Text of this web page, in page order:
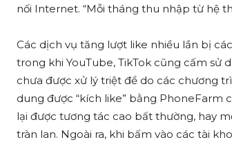
nối Internet. “Mỗi tháng thu nhập từ hệ
Các dịch vụ tăng lượt like nhiều lần bị
trong khi YouTube, TikTok cũng cấm sử
chưa được xử lý triệt để do các chương
dung được “kích like” bằng
lại được tương tác cao bất thường, hay
tràn lan. Ngoài ra, khi bấm vào các tài